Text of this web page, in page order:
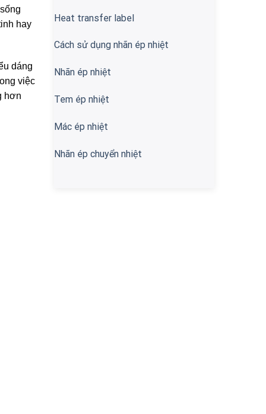
hay
dáng
việc
hơn
Heat transfer label
Cách sử dụng nhãn ép nhiệt
Nhãn ép nhiệt
Tem ép nhiệt
Mác ép nhiệt
Nhãn ép chuyển nhiệt